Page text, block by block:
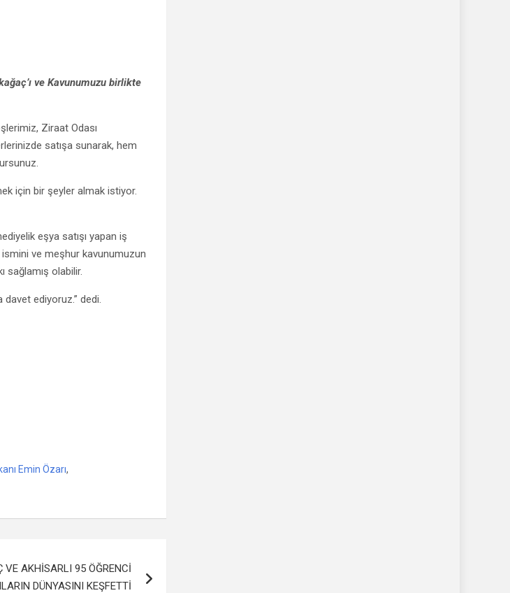
ve Kavunumuzu birlikte
Ziraat Odası
satışa sunarak, hem
için bir şeyler almak istiyor.
eşya satışı yapan iş
ve meşhur kavunumuzun
sağlamış olabilir.
ediyoruz.” dedi.
Emin Özarı,
VE AKHİSARLI 95 ÖĞRENCİ
DÜNYASINI KEŞFETTİ